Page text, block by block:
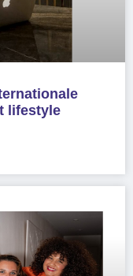
lifestyle